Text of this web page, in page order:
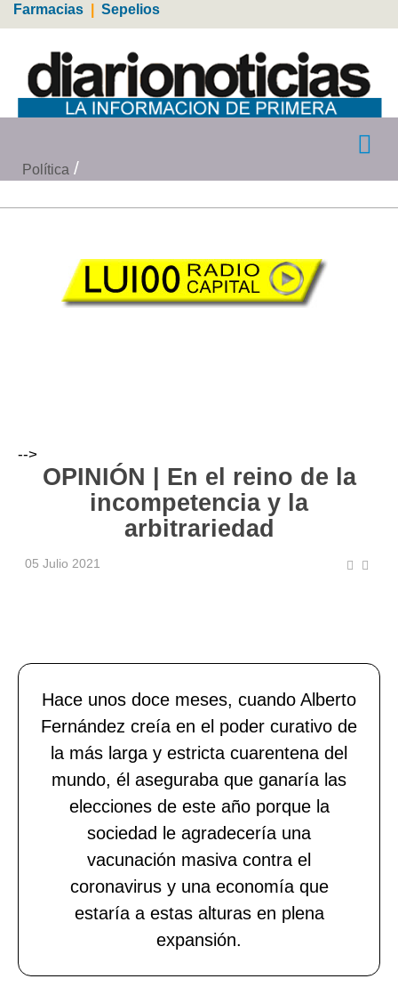
Farmacias Sepelios
Política
-->
OPINIÓN | En el reino de la
incompetencia y la
arbitrariedad
05 Julio 2021
Hace unos doce meses, cuando Alberto
Fernández creía en el poder curativo de
la más larga y estricta cuarentena del
mundo, él aseguraba que ganaría las
elecciones de este año porque la
sociedad le agradecería una
vacunación masiva contra el
coronavirus y una economía que
estaría a estas alturas en plena
expansión.